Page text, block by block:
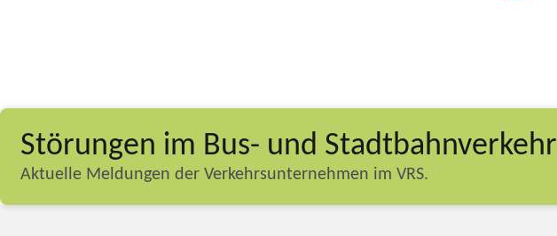
Störungen im Bus- und Stadtbahnverkehr
Aktuelle Meldungen der Verkehrsunternehmen im VRS.